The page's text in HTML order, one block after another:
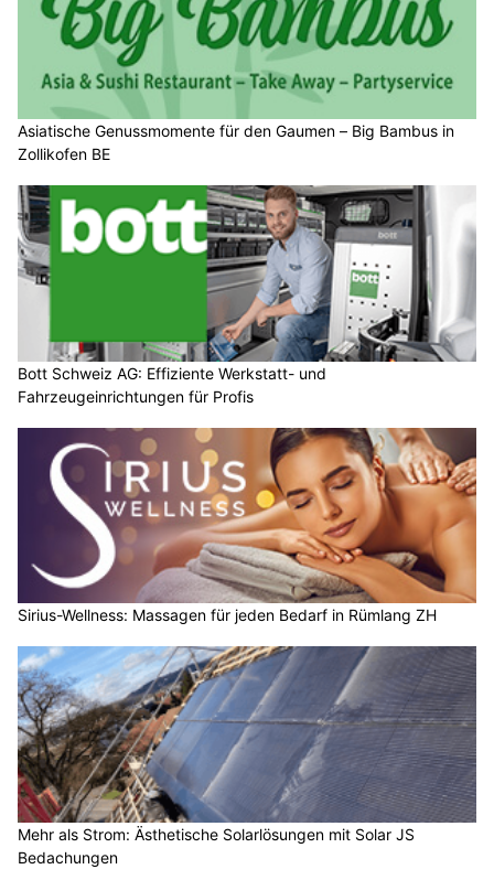
Asiatische Genussmomente für den Gaumen – Big Bambus in
Zollikofen BE
Bott Schweiz AG: Effiziente Werkstatt- und
Fahrzeugeinrichtungen für Profis
Sirius-Wellness: Massagen für jeden Bedarf in Rümlang ZH
Mehr als Strom: Ästhetische Solarlösungen mit Solar JS
Bedachungen